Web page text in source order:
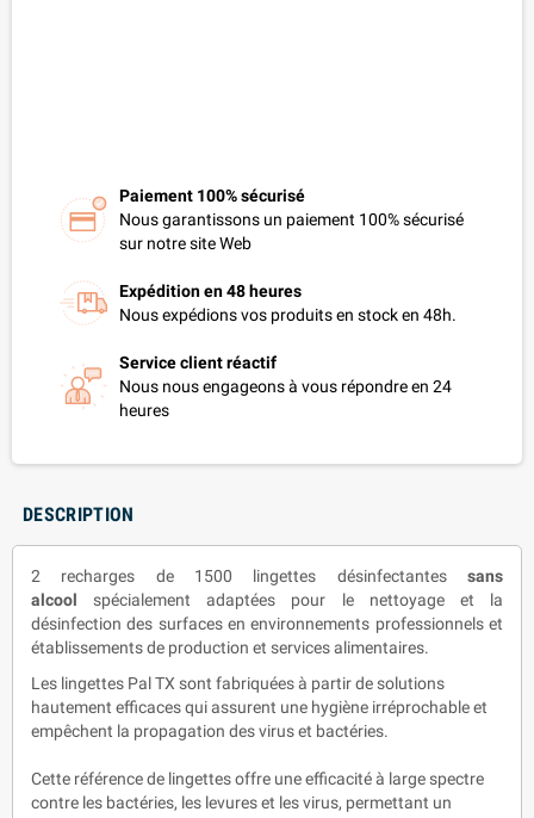
Paiement 100% sécurisé
Nous garantissons un paiement 100% sécurisé
sur notre site Web
Expédition en 48 heures
Nous expédions vos produits en stock en 48h.
Service client réactif
Nous nous engageons à vous répondre en 24
heures
DESCRIPTION
2 recharges de 1500 lingettes désinfectantes sans
alcool spécialement adaptées pour le nettoyage et la
désinfection des surfaces en environnements professionnels et
établissements de production et services alimentaires.
Les lingettes Pal TX sont fabriquées à partir de solutions
hautement efficaces qui assurent une hygiène irréprochable et
empêchent la propagation des virus et bactéries.
Cette référence de lingettes offre une efficacité à large spectre
contre les bactéries, les levures et les virus, permettant un